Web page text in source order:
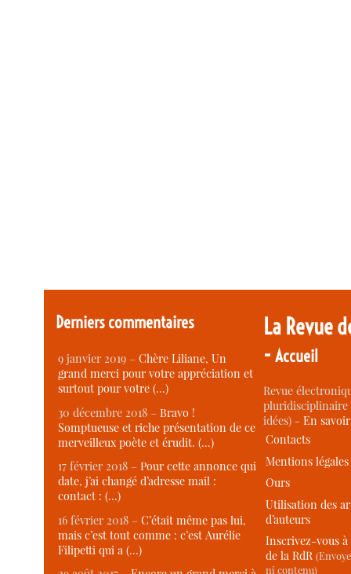
Derniers commentaires
9 janvier 2019 –Chère Liliane, Un
grand merci pour votre appréciation et
surtout pour votre (…)
30 décembre 2018 –Bravo !
Somptueuse et riche présentation de ce
merveilleux poète et érudit. (…)
17 février 2018 –Pour cette annonce qui
date, j’ai changé d’adresse mail :
contact : (…)
16 février 2018 –C’était même pas lui,
mais c’est tout comme : c’est Aurélie
Filipetti qui a (…)
La Revue
-Accueil
Revue
idées) -En
Contacts
Mentions légales
Ours
Utilisation des
d’auteurs
Inscrivez-vous
de la RdR
ni contenu)